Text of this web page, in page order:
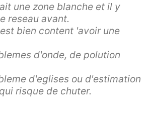
une zone blanche et il y
reseau avant.
bien content 'avoir une
d'onde, de polution
d'eglises ou d'estimation
risque de chuter.